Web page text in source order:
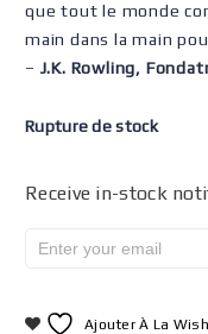
que tout le monde
main dans la main
– J.K. Rowling,
Rupture de stock
Receive in-stock
Ajouter À La